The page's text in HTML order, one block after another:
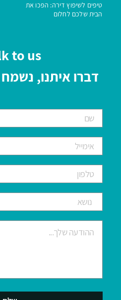
טיפים לשיפוץ דירה: הפכו את
הבית שלכם לחלום
to us!
דברו איתנו,